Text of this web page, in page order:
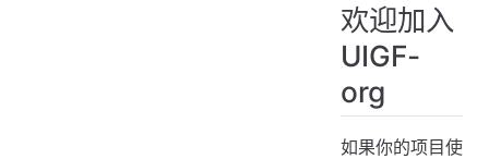
欢迎加入
UIGF-
org
如果你的项目使